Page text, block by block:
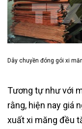
Dây chuyền đóng gói xi
Tương tự như với
rằng, hiện nay giá
xuất xi măng đều